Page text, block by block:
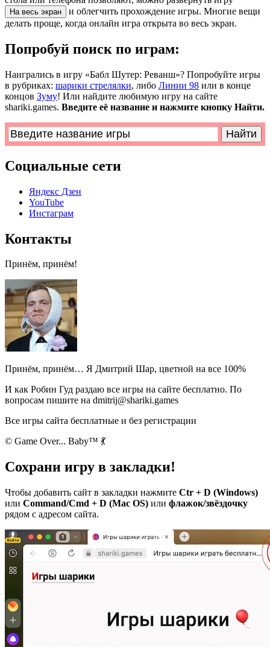
На весь экран
и облегчить прохождение игры. Многие вещи
делать проще, когда онлайн игра открыта во весь экран.
Попробуй поиск по играм:
Наигрались в игру «Бабл Шутер: Реванш»? Попробуйте игры
в рубриках: шарики стрелялки, либо Линии 98 или в конце
концов Зуму! Или найдите любимую игру на сайте
shariki.games. Введите её название и нажмите кнопку Найти.
Социальные сети
Яндекс Дзен
YouTube
Инстаграм
Контакты
Принём, принём!
Принём, принём… Я Дмитрий Шар, цветной на все 100%
И как Робин Гуд раздаю все игры на сайте бесплатно. По
вопросам пишите на dmitrij@shariki.games
Все игры сайта бесплатные и без регистрации
© Game Over... Baby™ 💃
Сохрани игру в закладки!
Чтобы добавить сайт в закладки нажмите Ctr + D (Windows)
или Command/Cmd + D (Mac OS) или флажок/звёздочку
рядом с адресом сайта.